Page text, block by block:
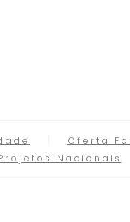
Oferta
Nacionais